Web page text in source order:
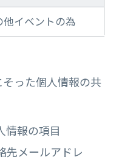
イベントの為
った個人情報の共
情報の項目
先メールアドレ